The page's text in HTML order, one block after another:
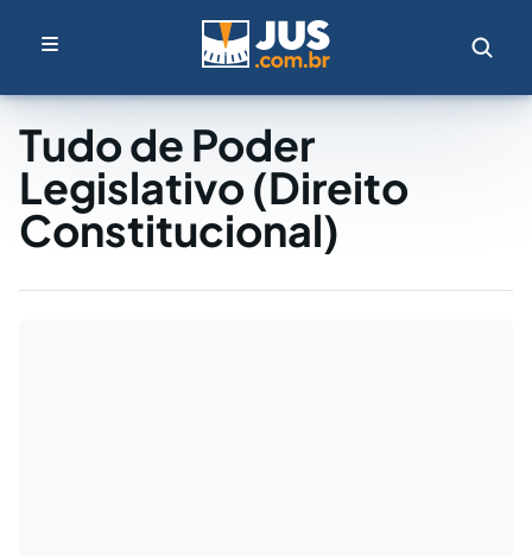
Tudo de Poder
Legislativo (Direito
Constitucional)